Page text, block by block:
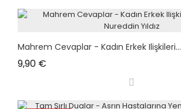
Mahrem Cevaplar - Kadın Erkek Ilişkileri...
9,90 €